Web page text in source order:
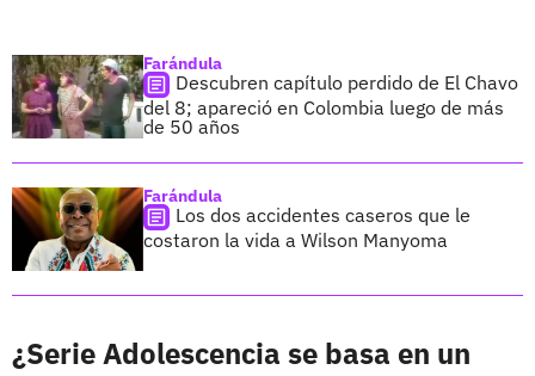
Farándula
Descubren capítulo perdido de El Chavo
del 8; apareció en Colombia luego de más
de 50 años
Farándula
Los dos accidentes caseros que le
costaron la vida a Wilson Manyoma
¿Serie Adolescencia se basa en un